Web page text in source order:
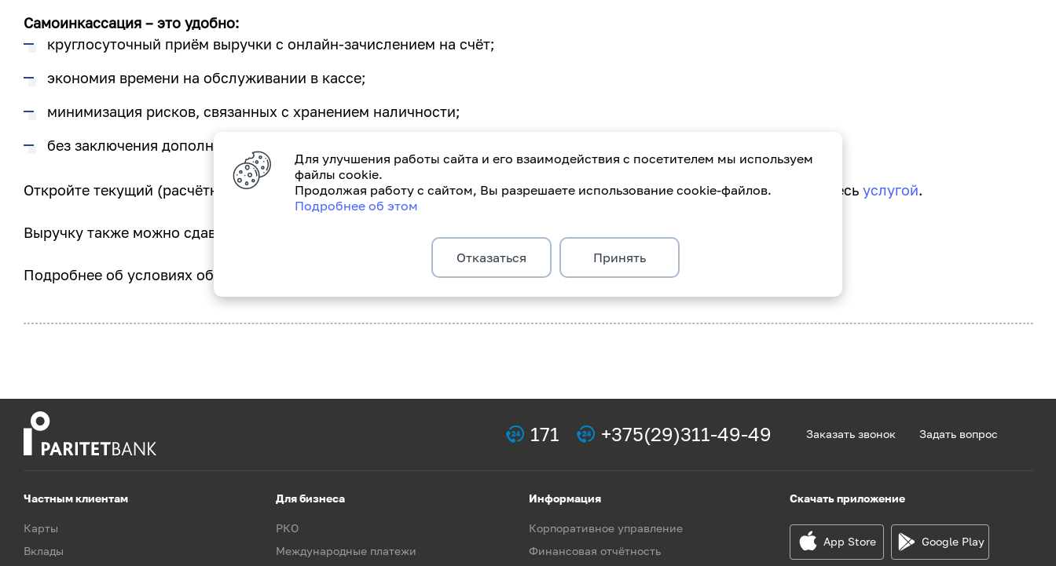
Самоинкассация – это удобно:
круглосуточный приём выручки с онлайн-зачислением на счёт;
экономия времени на обслуживании в кассе;
минимизация рисков, связанных с хранением наличности;
без заключения дополнительного договора.
Откройте текущий (расчётный) счёт для бизнеса онлайн, подключите подходящийпакет обслуживанияи пользуйтесь услугой.
Выручку также можно сдавать во всех
Подробнее об условиях обслуживания или по номеру171.
171 +375(29)311-49-49 Заказать звонок Задать вопрос
Частным клиентам
Карты
Вклады
Для бизнеса
РКО
Международные платежи
Информация
Корпоративное управление
Финансовая отчётность
Скачать приложение
App Store Google Play
Для улучшения работы сайта и его взаимодействия с посетителем мы используем
файлы cookie.
Продолжая работу с сайтом, Вы разрешаете использование cookie-файлов.
Подробнее об этом
Отказаться Принять